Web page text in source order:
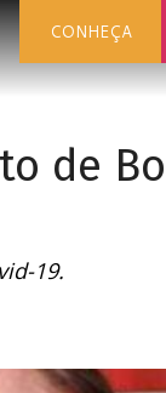
CONHEÇA
de
19.